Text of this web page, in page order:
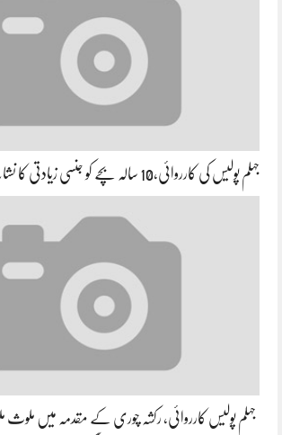
جہلم پولیس کی کارروائی،10 سالہ بچے کو جنسی زیادتی کا نشانہ بنانے والا ملزم…
جہلم پولیس کارروائی، رکشہ چوری کے مقدمہ میں ملوث